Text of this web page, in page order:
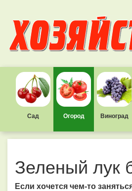
Сад Огород Виноград
Зеленый лук
Если хочется чем-то